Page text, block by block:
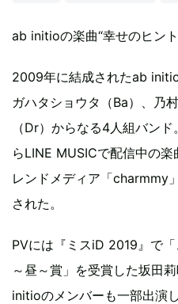
ab initioの楽曲“幸せのヒント
2009年に結成されたab
ガハタショウタ（Ba）、乃
（Dr）からなる4人組バン
らLINE MUSICで配信中の
レンドメディア「charmmy
された。
PVには『ミスiD 2019』で
～昼～賞」を受賞した坂田
initioのメンバーも一部出演し